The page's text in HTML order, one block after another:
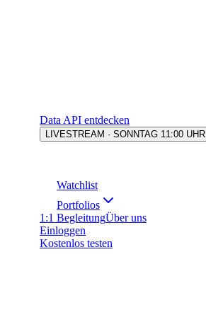
Data API entdecken
LIVESTREAM · SONNTAG 11:00 UHR
Watchlist
Portfolios
1:1 BegleitungÜber uns
Einloggen
Kostenlos testen